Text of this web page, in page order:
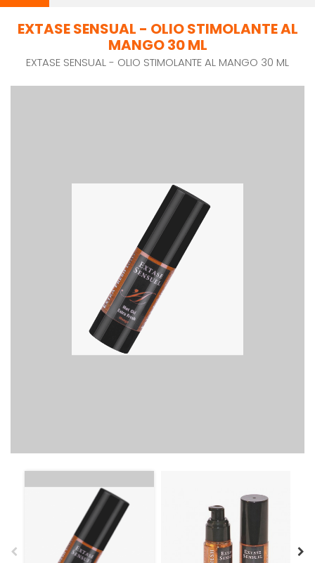
EXTASE SENSUAL - OLIO STIMOLANTE AL
MANGO 30 ML
EXTASE SENSUAL - OLIO STIMOLANTE AL MANGO 30 ML